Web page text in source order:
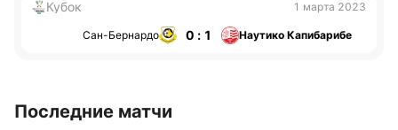
Кубок 1 марта 2023
Сан-Бернардо 0 : 1 Наутико Капибарибе
Последние матчи